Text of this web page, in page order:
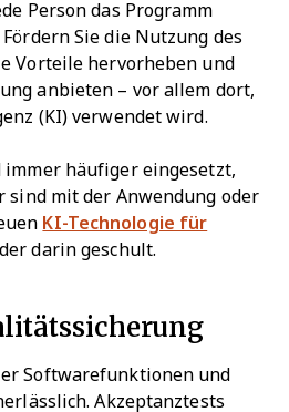
Person das Programm
Sie die Nutzung des
Vorteile hervorheben und
anbieten – vor allem dort,
(KI) verwendet wird.
immer häufiger eingesetzt,
sind mit der Anwendung oder
KI-Technologie für
darin geschult.
Softwarefunktionen und
Akzeptanztests